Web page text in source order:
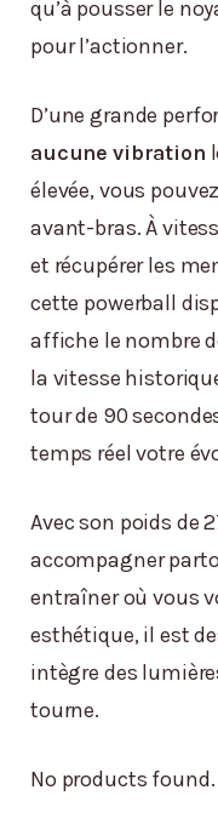
qu’à pousser le
pour l’actionner.
D’une grande
aucune vibration
élevée, vous
avant-bras. À
et récupérer les
cette powerball
affiche le nombre
la vitesse
tour de 90
temps réel votre
Avec son poids de
accompagner
entraîner où vous
esthétique, il est
intègre des
tourne.
No products found.